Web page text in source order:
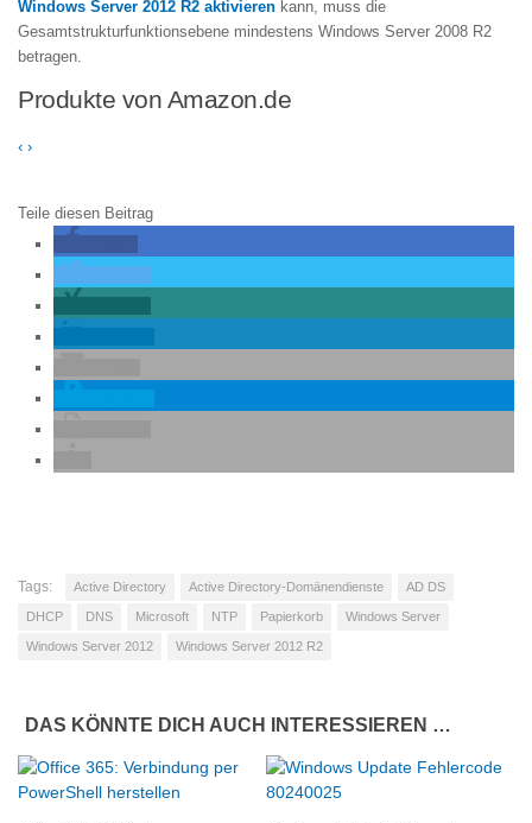
Windows Server 2012 R2 aktivieren kann, muss die
Gesamtstrukturfunktionsebene mindestens Windows Server 2008 R2
betragen.
Produkte von Amazon.de
‹ ›
Teile diesen Beitrag
Tags: Active Directory Active Directory-Domänendienste AD DS
DHCP DNS Microsoft NTP Papierkorb Windows Server
Windows Server 2012 Windows Server 2012 R2
DAS KÖNNTE DICH AUCH INTERESSIEREN …